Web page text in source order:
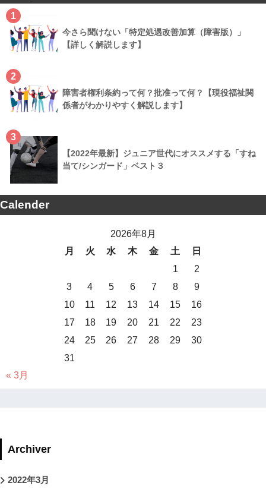
1
今さら聞けない「特定処遇改善加算（障害版）」
【詳しく解説します】
2
障害者権利条約って何？批准って何？【現役福祉関
係者がわかりやすく解説します】
3
【2022年最新】ジュニア世代にオススメする「すね
当て/シンガード」ベスト３
Calender
2026年8月
月
火 水 木 金 土
日
1
2
3
4 5 6 7 8
9
10
11 12 13 14 15
16
17
18 19 20 21 22
23
24
25 26 27 28 29
30
31
« 3月
Archiver
2022年3月